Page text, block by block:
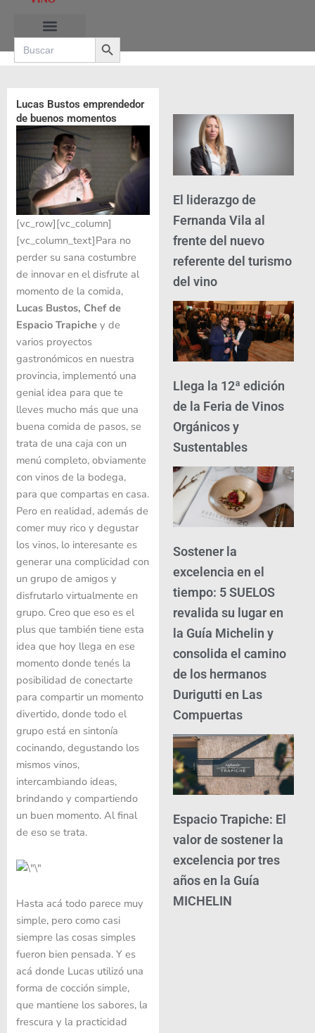
contenido
Search
for:
Search Button
Lucas Bustos emprendedor
de buenos momentos
[vc_row][vc_column]
[vc_column_text]Para no
perder su sana costumbre
de innovar en el disfrute al
momento de la comida,
Lucas Bustos, Chef de
Espacio Trapichey de
varios proyectos
gastronómicos en nuestra
provincia, implementó una
genial idea para que te
lleves mucho más que una
buena comida de pasos, se
trata de una caja con un
menú completo, obviamente
con vinos de la bodega,
para que compartas en casa.
Pero en realidad, además de
comer muy rico y degustar
los vinos, lo interesante es
generar una complicidad con
un grupo de amigos y
disfrutarlo virtualmente en
grupo. Creo que eso es el
plus que también tiene esta
idea que hoy llega en ese
momento donde tenés la
posibilidad de conectarte
para compartir un momento
divertido, donde todo el
grupo está en sintonía
cocinando, degustando los
mismos vinos,
intercambiando ideas,
brindando y compartiendo
un buen momento. Al final
de eso se trata.
Hasta acá todo parece muy
simple, pero como casi
siempre las cosas simples
fueron bien pensada. Y es
acá donde Lucas utilizó una
forma de cocción simple,
que mantiene los sabores, la
frescura y la practicidad
El liderazgo de
Fernanda Vila al
frente del nuevo
referente del turismo
del vino
Llega la 12ª edición
de la Feria de Vinos
Orgánicos y
Sustentables
Sostener la
excelencia en el
tiempo: 5 SUELOS
revalida su lugar en
la Guía Michelin y
consolida el camino
de los hermanos
Durigutti en Las
Compuertas
Espacio Trapiche: El
valor de sostener la
excelencia por tres
años en la Guía
MICHELIN